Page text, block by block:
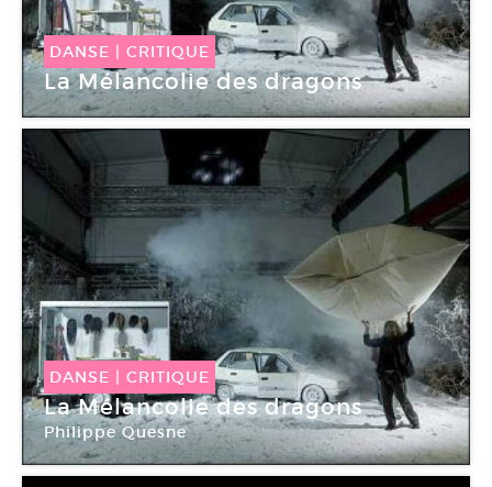
DANSE | CRITIQUE
La Mélancolie des dragons
DANSE | CRITIQUE
La Mélancolie des dragons
Philippe Quesne